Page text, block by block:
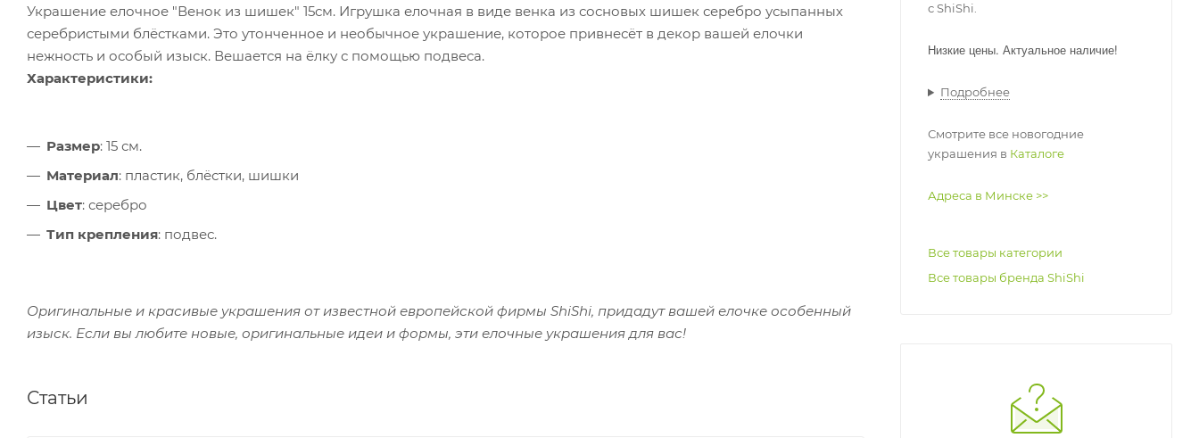
Украшение елочное "Венок из шишек" 15см. Игрушка елочная в виде венка из сосновых шишек серебро усыпанных
серебристыми блёстками. Это утонченное и необычное украшение, которое привнесёт в декор вашей елочки
нежность и особый изыск. Вешается на ёлку с помощью подвеса.
Характеристики:
Размер: 15 см.
Материал: пластик, блёстки, шишки
Цвет: серебро
Тип крепления: подвес.
Оригинальные и красивые украшения от известной европейской фирмы ShiShi, придадут вашей елочке особенный
изыск. Если вы любите новые, оригинальные идеи и формы, эти елочные украшения для вас!
Статьи
с ShiShi.
Низкие цены. Актуальное наличие!
Подробнее
Смотрите все новогодние
украшения в Каталоге
Адреса в Минске >>
Все товары категории
Все товары бренда ShiShi